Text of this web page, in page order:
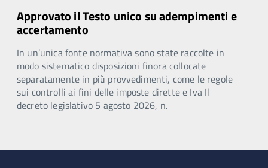
Approvato il Testo unico su adempimenti e
accertamento
In un’unica fonte normativa sono state raccolte in
modo sistematico disposizioni finora collocate
separatamente in più provvedimenti, come le regole
sui controlli ai fini delle imposte dirette e Iva Il
decreto legislativo 5 agosto 2026, n.